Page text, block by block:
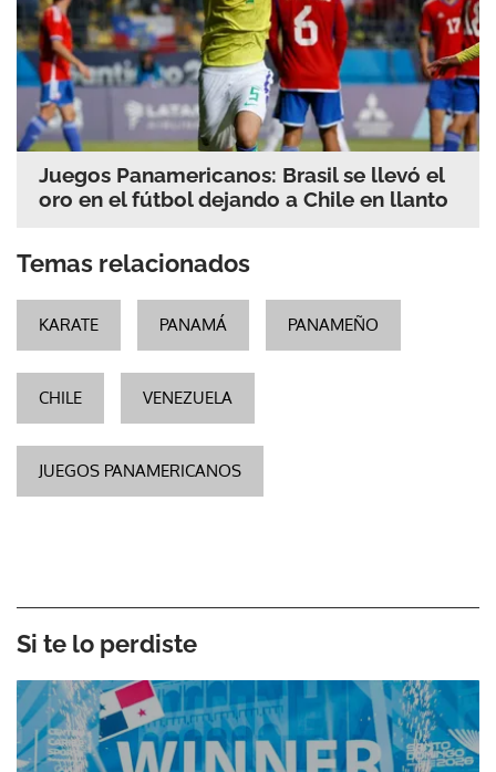
Juegos Panamericanos: Brasil se llevó el
oro en el fútbol dejando a Chile en llanto
Temas relacionados
KARATE PANAMÁ PANAMEÑO
CHILE VENEZUELA
JUEGOS PANAMERICANOS
Si te lo perdiste